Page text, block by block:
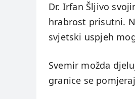
Dr. Irfan Šljivo
hrabrost prisutni.
svjetski uspjeh
Svemir možda
granice se